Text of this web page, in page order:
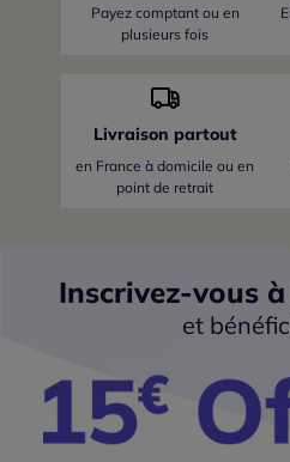
Payez comptant ou en
plusieurs fois
Livraison partout
en France à domicile ou en
point de retrait
Inscrivez-vous
et